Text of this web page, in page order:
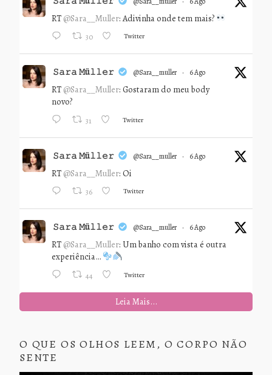
RT @Sara__Muller: Adivinha onde tem mais?
30 Twitter
𝚂𝚊𝚛𝚊 𝙼ü𝚕𝚕𝚎𝚛 @sara__muller · 6 Ago
RT @Sara__Muller: Gostaram do meu body
novo?
31 Twitter
𝚂𝚊𝚛𝚊 𝙼ü𝚕𝚕𝚎𝚛 @sara__muller · 6 Ago
RT @Sara__Muller: Oi
36 Twitter
𝚂𝚊𝚛𝚊 𝙼ü𝚕𝚕𝚎𝚛 @sara__muller · 6 Ago
RT @Sara__Muller: Um banho com vista é outra
experiência…
44 Twitter
Leia Mais...
O QUE OS OLHOS LEEM, O CORPO NÃO
SENTE